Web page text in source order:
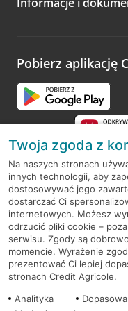
Zachęcamy do
opinie.
Pobierz aplikację
RODO
Regulamin serwisu
Mapa serwisu
PolitykaCookies
Twoja zgoda z
Na naszych stronach
innych technologii, aby
dostosowywać jego
dostarczać Ci
internetowych. Możesz
odrzucić pliki cookie –
serwisu. Zgody są
momencie. Wyrażenie
prezentować Ci lepiej
stronach Credit Agricole.
Analityka